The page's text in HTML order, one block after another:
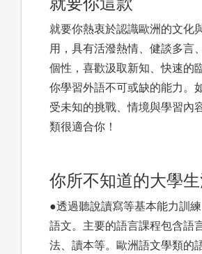
就要你熱衷於認識歐洲的文化
用，具有活潑熱情、健談多言
個性，喜歡汲取新知、快速的
你學習外語不可或缺的能力。
受未知的挑戰、情境與學習內
類很適合你！
你所不知道的大學
●透過聽說讀寫等基本能力訓
語文。主要的語言課程包含語
法、讀本等。歐洲語文學類的